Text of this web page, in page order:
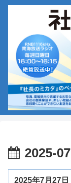
2025-07
2025年7月27